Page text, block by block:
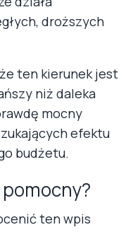
droższych
ten kierunek jest
niż daleka
mocny
efektu
budżetu.
ten wpis